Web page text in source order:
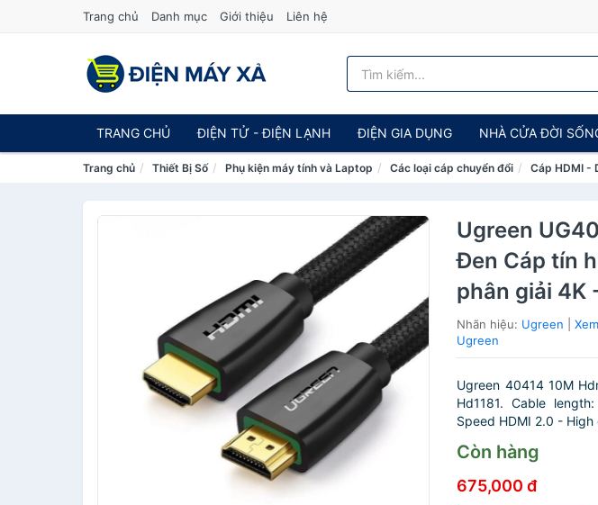
Trang chủ Danh mục Giới thiệu Liên hệ
TRANG CHỦ ĐIỆN TỬ - ĐIỆN LẠNH ĐIỆN GIA DỤNG NHÀ CỬA ĐỜI
Trang chủ Thiết Bị Số Phụ kiện máy tính và Laptop Các loại cáp chuyển đổi Cáp HDMI -
Ugreen
Đen Cáp tín
phân giải 4K
Nhãn hiệu: Ugreen |
Ugreen
Ugreen 40414 10M
Hd1181. Cable
Speed ​​HDMI 2.0 -
Còn hàng
675,000 đ